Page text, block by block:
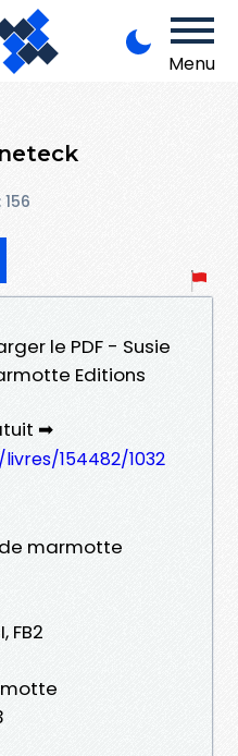
Menu
le PDF - Susie
Editions
➡
154482/1032
de marmotte
FB2